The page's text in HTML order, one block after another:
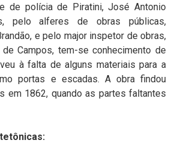
de polícia de Piratini, José Antonio
pelo alferes de obras públicas,
e pelo major inspetor de obras,
Campos, tem-se conhecimento de
à falta de alguns materiais para a
portas e escadas. A obra findou
em 1862, quando as partes faltantes